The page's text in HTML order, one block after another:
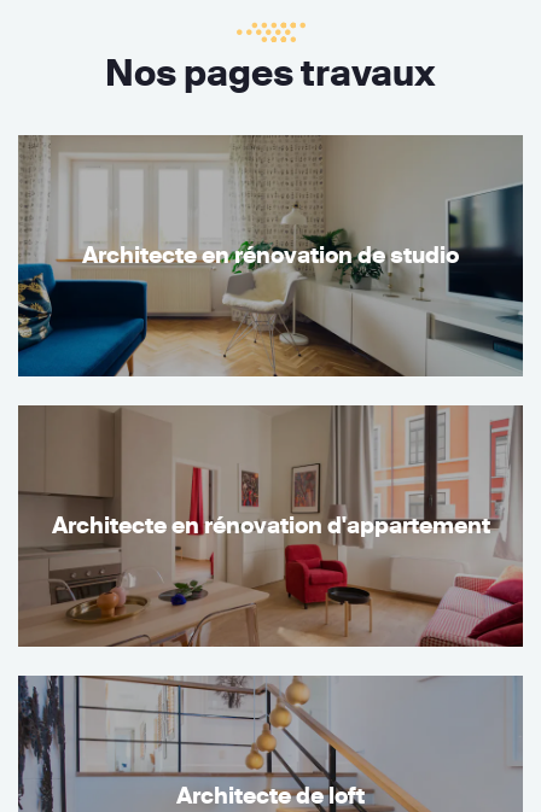
Nos pages travaux
Architecte en rénovation de studio
Architecte en rénovation d'appartement
Architecte de loft